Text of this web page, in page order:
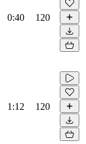
0:40 120
1:12 120